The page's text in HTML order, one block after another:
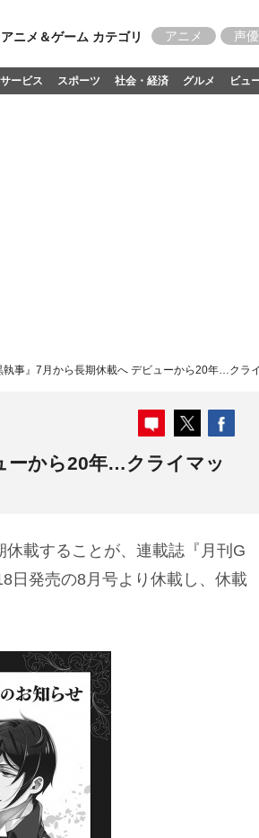
アニメ＆ゲーム カテゴリ アニメ 声優
ービス スポーツ 社会・経済 グルメ ビュ
執事』7月から長期休載へ デビューから20年…クラ
ーから20年…クライマッ
載することが、連載誌『月刊G
日発売の8月号より休載し、休載